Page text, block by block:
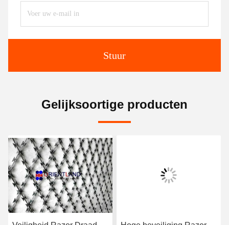
Stuur
Gelijksoortige producten